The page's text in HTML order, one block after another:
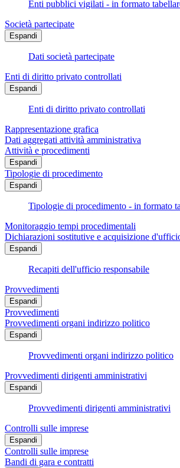
Enti pubblici vigilati - in formato
Società partecipate
Espandi
Dati società partecipate
Enti di diritto privato controllati
Espandi
Enti di diritto privato controllati
Rappresentazione grafica
Dati aggregati attività amministrativa
Attività e procedimenti
Espandi
Tipologie di procedimento
Espandi
Tipologie di procedimento - in formato
Monitoraggio tempi procedimentali
Dichiarazioni sostitutive e acquisizione
Espandi
Recapiti dell'ufficio responsabile
Provvedimenti
Espandi
Provvedimenti
Provvedimenti organi indirizzo politico
Espandi
Provvedimenti organi indirizzo politico
Provvedimenti dirigenti amministrativi
Espandi
Provvedimenti dirigenti amministrativi
Controlli sulle imprese
Espandi
Controlli sulle imprese
Bandi di gara e contratti